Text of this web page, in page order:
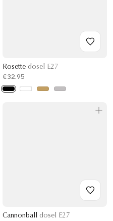
Rosette dosel E27
€32.95
Cannonball dosel E27